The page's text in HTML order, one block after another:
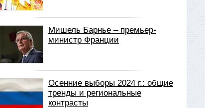
Мишель Барнье – премьер-
министр Франции
Осенние выборы 2024 г.: общие
тренды и региональные
контрасты